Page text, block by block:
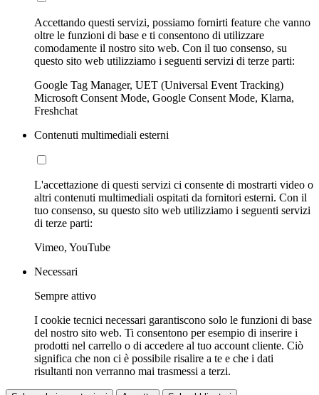
Accettando questi servizi, possiamo fornirti feature che vanno
oltre le funzioni di base e ti consentono di utilizzare
comodamente il nostro sito web. Con il tuo consenso, su
questo sito web utilizziamo i seguenti servizi di terze parti:
Google Tag Manager, UET (Universal Event Tracking)
Microsoft Consent Mode, Google Consent Mode, Klarna,
Freshchat
Contenuti multimediali esterni
L'accettazione di questi servizi ci consente di mostrarti video o
altri contenuti multimediali ospitati da fornitori esterni. Con il
tuo consenso, su questo sito web utilizziamo i seguenti servizi
di terze parti:
Vimeo, YouTube
Necessari
Sempre attivo
I cookie tecnici necessari garantiscono solo le funzioni di base
del nostro sito web. Ti consentono per esempio di inserire i
prodotti nel carrello o di accedere al tuo account cliente. Ciò
significa che non ci è possibile risalire a te e che i dati
risultanti non verranno mai trasmessi a terzi.